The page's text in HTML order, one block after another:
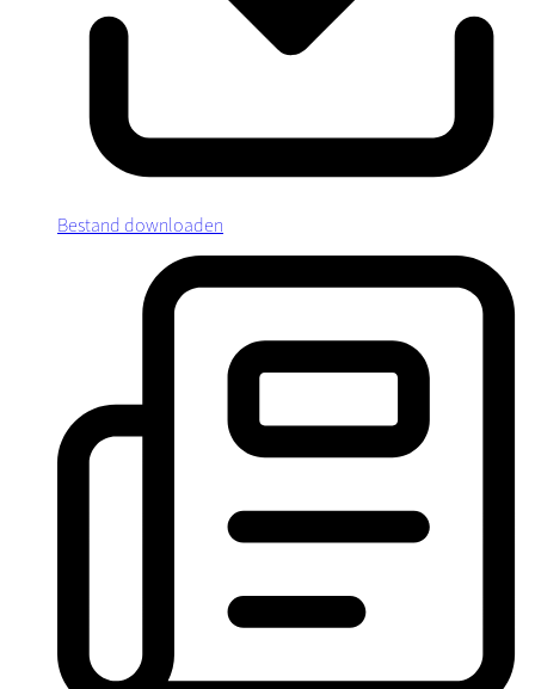
Bestand downloaden